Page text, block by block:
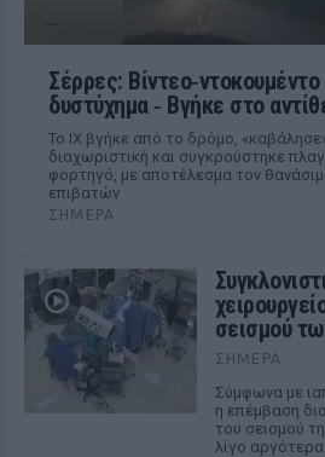
Σέρρες:
δυστύχημα ‑ Βγήκε στο
Το ΙΧ βγήκε από το δρόμο,
διαχωριστική και συγκρούστηκε
φορτηγό, με αποτέλεσμα τον
επιβατών
ΣΉΜΕΡΑ
σεισμού
ΣΉΜΕΡΑ
Σύμφωνα με
η επέμβαση
του σεισμού
λίγο αργότερα